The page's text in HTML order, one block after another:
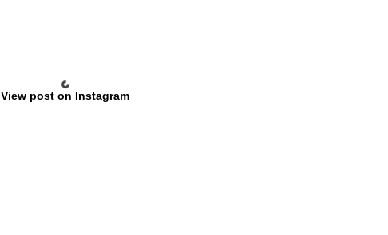
View post on Instagram